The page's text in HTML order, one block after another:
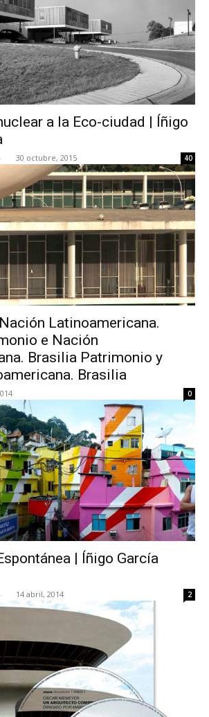
a la Eco-ciudad | Íñigo
- 30 octubre, 2015 40
Latinoamericana.
e Nación
Brasilia Patrimonio y
Brasilia
0
| Íñigo García
- 14 abril, 2014 2